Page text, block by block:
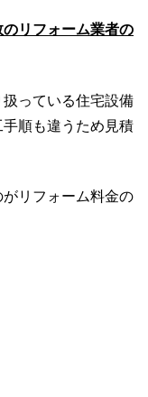
リフォーム業者の
っている住宅設備
順も違うため見積
リフォーム料金の